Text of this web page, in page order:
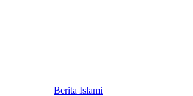
Berita Islami